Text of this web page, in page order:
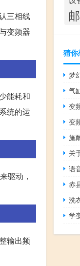
三相线
变频器
能耗和
统的运
驱动，
输出频
猜
梦
气
变
变
施
关
语
赤
洗
学